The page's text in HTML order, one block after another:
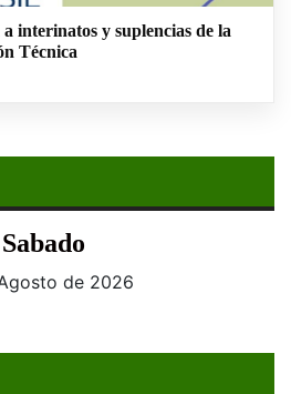
interinatos y suplencias de la
Técnica
Sabado
de 2026